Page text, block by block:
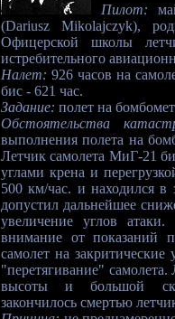
Пилот:
(Dariusz Mikolajczyk),
Офицерской школы
истребительного
Налет: 926 часов на
бис - 621 час.
Задание: полет на
Обстоятельства
выполнения полета на
Летчик самолета МиГ-21
углами крена и
500 км/час. и находился в
допустил дальнейшее
увеличение углов
внимание от показаний
самолет на
"перетягивание"
высоты и большой
закончилось смертью